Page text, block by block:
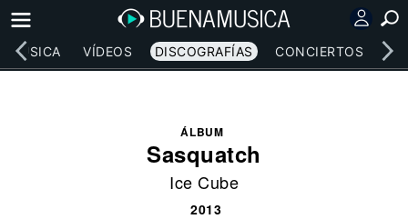
MÚSICA VÍDEOS DISCOGRAFÍAS CONCIERTOS
ÁLBUM
Sasquatch
Ice Cube
2013